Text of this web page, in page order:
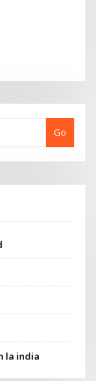
Go
la india